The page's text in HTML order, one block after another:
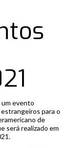
um evento
para o
de
será realizado em